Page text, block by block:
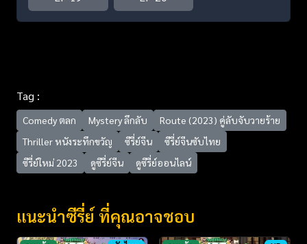
Tag :
Comedy ตลก Mystery ลึกลับ
Route (2023) คู่ลับจับวายร้าย
Thriller หนังระทึกขวัญ
ซีรี่ย์จีน
ซีรี่ย์จีนซับไทย
ซีรี่ย์ใหม่ 2023
ดูซีรี่ย์จีน ดูซีรี่ย์ออนไลน์
แนะนำซีรี่ย์ ที่คุณอาจชอบ